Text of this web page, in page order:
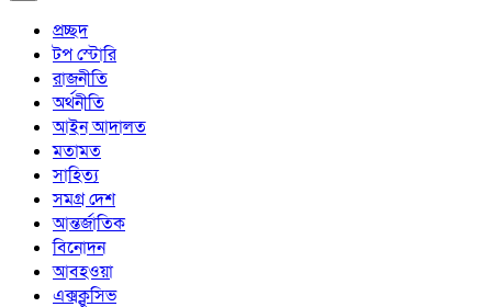
প্রচ্ছদ
টপ স্টোরি
রাজনীতি
অর্থনীতি
আইন আদালত
মতামত
সাহিত্য
সমগ্র দেশ
আন্তর্জাতিক
বিনোদন
আবহওয়া
এক্সক্লুসিভ